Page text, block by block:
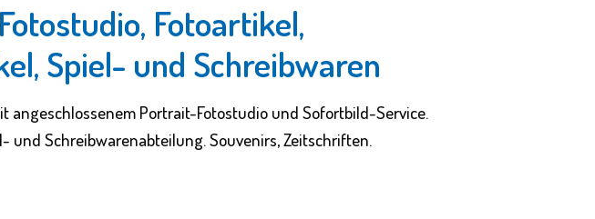
Fotoartikel,
Spiel- und Schreibwaren
angeschlossenem Portrait-Fotostudio und Sofortbild-Service.
und Schreibwarenabteilung. Souvenirs, Zeitschriften.